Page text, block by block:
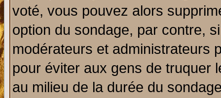
voté, vous pouvez alors
option du sondage, par contre,
modérateurs et administrateurs
pour éviter aux gens de truquer
au milieu de la durée du